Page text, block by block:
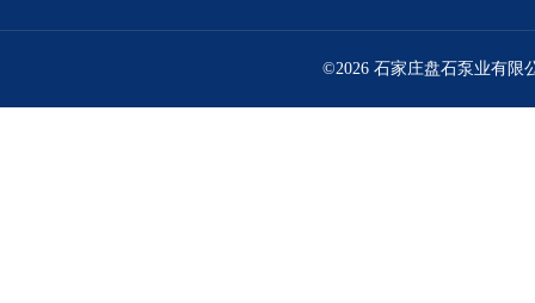
©2026 石家庄盘石泵业有限